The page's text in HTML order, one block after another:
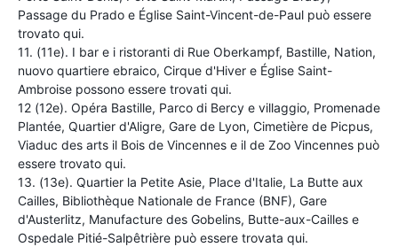
Passage du Prado e Église Saint-Vincent-de-Paul può essere
trovato qui.
11. (11e). I bar e i ristoranti di Rue Oberkampf, Bastille, Nation,
nuovo quartiere ebraico, Cirque d'Hiver e Église Saint-
Ambroise possono essere trovati qui.
12 (12e). Opéra Bastille, Parco di Bercy e villaggio, Promenade
Plantée, Quartier d'Aligre, Gare de Lyon, Cimetière de Picpus,
Viaduc des arts il Bois de Vincennes e il de Zoo Vincennes può
essere trovato qui.
13. (13e). Quartier la Petite Asie, Place d'Italie, La Butte aux
Cailles, Bibliothèque Nationale de France (BNF), Gare
d'Austerlitz, Manufacture des Gobelins, Butte-aux-Cailles e
Ospedale Pitié-Salpêtrière può essere trovata qui.